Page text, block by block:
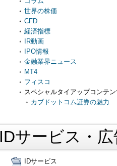
世界の株価
CFD
経済指標
IR動画
IPO情報
金融業界ニュース
MT4
フィスコ
スペシャルタイアップコンテ
カブドットコム証券の魅力
サービス・
IDサービス